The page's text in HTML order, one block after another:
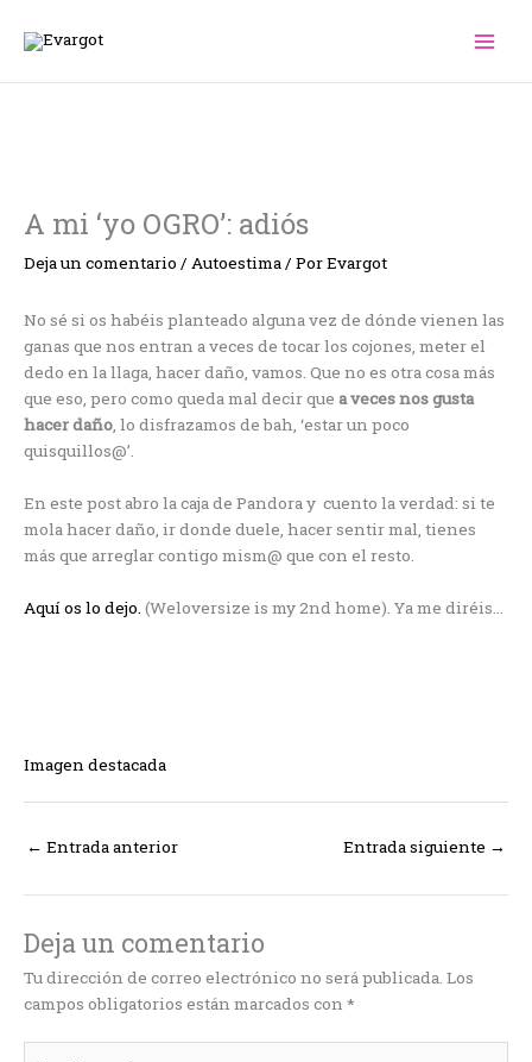
A mi ‘yo OGRO’: adiós
Deja un comentario / Autoestima/ PorEvargot
No sé si os habéis planteado alguna vez de dónde vienen las
ganas que nos entran a veces de tocar los cojones, meter el
dedo en la llaga, hacer daño, vamos. Que no es otra cosa más
que eso, pero como queda mal decir que a veces nos gusta
hacer daño, lo disfrazamos de bah, ‘estar un poco
quisquillos@’.
En este post abro la caja de Pandora y cuento la verdad: si te
mola hacer daño, ir donde duele, hacer sentir mal, tienes
más que arreglar contigo mism@ que con el resto.
Aquí os lo dejo. (Weloversize is my 2nd home). Ya me diréis…
Imagen destacada
← Entrada anterior Entrada siguiente →
Deja un comentario
Tu dirección de correo electrónico no será publicada. Los
campos obligatorios están marcados con *